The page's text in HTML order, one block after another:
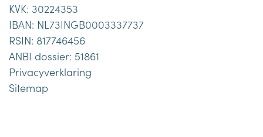
KVK: 30224353
IBAN: NL73INGB0003337737
RSIN: 817746456
ANBI dossier: 51861
Privacyverklaring
Sitemap